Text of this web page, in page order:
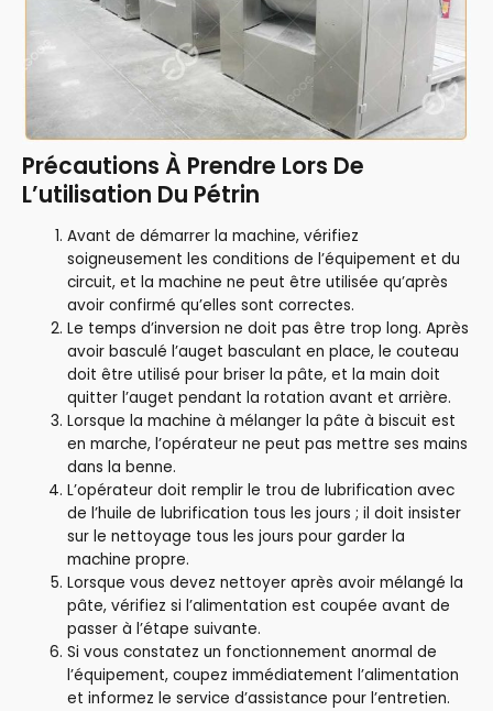
Précautions À Prendre Lors De
L’utilisation Du Pétrin
Avant de démarrer la machine, vérifiez
soigneusement les conditions de l’équipement et du
circuit, et la machine ne peut être utilisée qu’après
avoir confirmé qu’elles sont correctes.
Le temps d’inversion ne doit pas être trop long. Après
avoir basculé l’auget basculant en place, le couteau
doit être utilisé pour briser la pâte, et la main doit
quitter l’auget pendant la rotation avant et arrière.
Lorsque la machine à mélanger la pâte à biscuit est
en marche, l’opérateur ne peut pas mettre ses mains
dans la benne.
L’opérateur doit remplir le trou de lubrification avec
de l’huile de lubrification tous les jours ; il doit insister
sur le nettoyage tous les jours pour garder la
machine propre.
Lorsque vous devez nettoyer après avoir mélangé la
pâte, vérifiez si l’alimentation est coupée avant de
passer à l’étape suivante.
Si vous constatez un fonctionnement anormal de
l’équipement, coupez immédiatement l’alimentation
et informez le service d’assistance pour l’entretien.